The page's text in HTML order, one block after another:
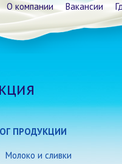
О компании Вакансии
ПРОДУКЦИИ
Молоко и сливки